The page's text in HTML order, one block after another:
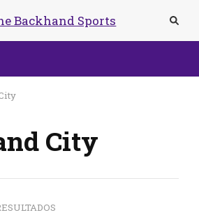
Backhand Sports
City